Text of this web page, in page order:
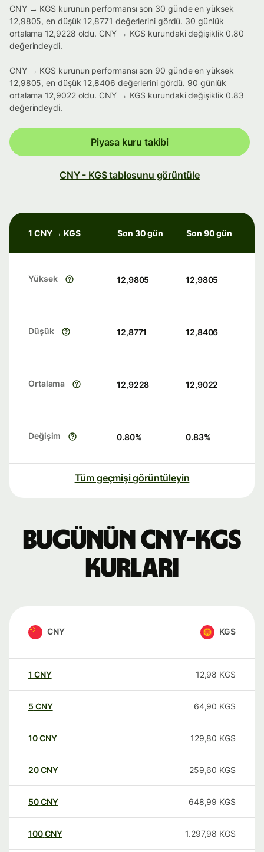
CNY → KGS kurunun performansı son 30 günde en yüksek
12,9805, en düşük 12,8771 değerlerini gördü. 30 günlük
ortalama 12,9228 oldu. CNY → KGS kurundaki değişiklik 0.80
değerindeydi.
CNY → KGS kurunun performansı son 90 günde en yüksek
12,9805, en düşük 12,8406 değerlerini gördü. 90 günlük
ortalama 12,9022 oldu. CNY → KGS kurundaki değişiklik 0.83
değerindeydi.
Piyasa kuru takibi
CNY - KGS tablosunu görüntüle
1 CNY → KGS Son 30 gün Son 90 gün
Yüksek 12,9805 12,9805
Düşük 12,8771 12,8406
Ortalama 12,9228 12,9022
Değişim 0.80% 0.83%
Tüm geçmişi görüntüleyin
Bugünün CNY-KGS
kurları
CNY KGS
1 CNY 12,98 KGS
5 CNY 64,90 KGS
10CNY 129,80 KGS
20CNY 259,60 KGS
50CNY 648,99 KGS
100CNY 1.297,98 KGS